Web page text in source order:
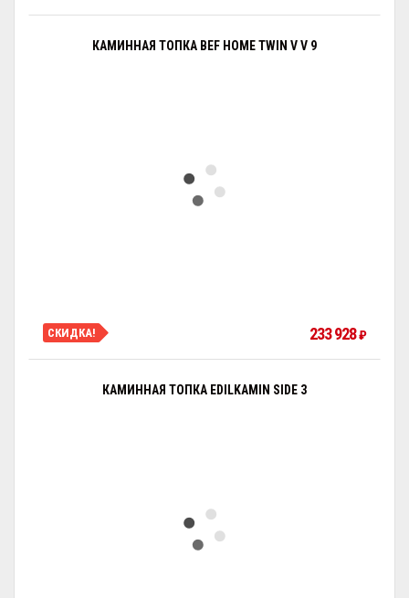
КАМИННАЯ ТОПКА BEF HOME TWIN V V 9
СКИДКА! 233 928₽
КАМИННАЯ ТОПКА EDILKAMIN SIDE 3